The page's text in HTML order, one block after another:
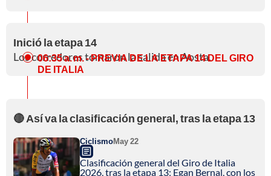
Inició la etapa 14
Los corredores tomaron la salida en Aosta.
06:35 a. m.- PREVIA DE LA ETAPA 14 DEL GIRO
DE ITALIA
🔴 Así va la clasificación general, tras la etapa 13
CiclismoMay 22
Clasificación general del Giro de Italia
2026, tras la etapa 13; Egan Bernal, con los